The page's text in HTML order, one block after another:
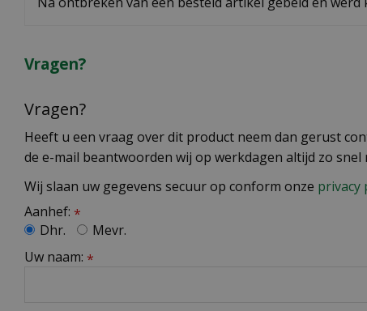
Vragen?
Vragen?
Heeft u een vraag over dit product neem dan gerust
de e-mail beantwoorden wij op werkdagen altijd zo snel
Wij slaan uw gegevens secuur op conform onze privacy
Aanhef: *
Dhr.
Mevr.
Uw naam: *